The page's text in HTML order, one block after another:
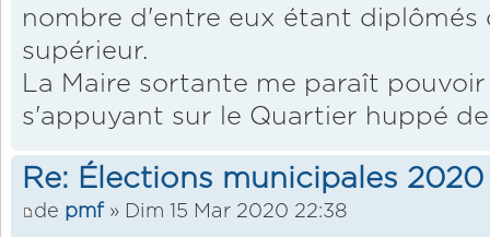
nombre d'entre eux étant diplômés
supérieur.
La Maire sortante me paraît
s'appuyant sur le Quartier huppé
Re: Élections municipales
de pmf» Dim 15 Mar 2020 22:38